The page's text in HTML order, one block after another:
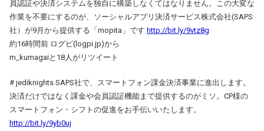
員認証や決済システムを独自に構築しなくてはなりません。この大変な
作業を不要にするのが、ソーシャルアプリ決済サービス株式会社(SAPS
社）が9月から提供する「mopita」です http://bit.ly/9vtz8g
約16時間前 ログピ(logpi.jp)から
m_kumagaiと18人がリツイート
# jediknights SAPS社で、スマートフォン課金決済事業に進出します。
決済だけではなく課金や会員認証機能まで提供するのがミソ。CP様の
スマートフォン・シフトの促進をお手伝いいたします。
http://bit.ly/9yb0uj